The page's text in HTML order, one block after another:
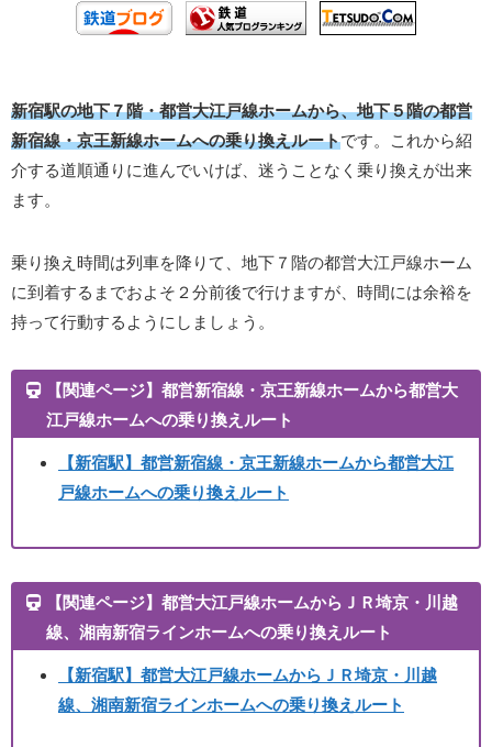
新宿駅の地下７階・都営大江戸線ホームから、地下５階の都営
新宿線・京王新線ホームへの乗り換えルートです。これから紹
介する道順通りに進んでいけば、迷うことなく乗り換えが出来
ます。
乗り換え時間は列車を降りて、地下７階の都営大江戸線ホーム
に到着するまでおよそ２分前後で行けますが、時間には余裕を
持って行動するようにしましょう。
【関連ページ】都営新宿線・京王新線ホームから都営大
江戸線ホームへの乗り換えルート
【新宿駅】 都営新宿線・京王新線ホームから都営大江
戸線ホームへの乗り換えルート
【関連ページ】都営大江戸線ホームからＪＲ埼京・川越
線、湘南新宿ラインホームへの乗り換えルート
【新宿駅】 都営大江戸線ホームからＪＲ埼京・川越
線、湘南新宿ラインホームへの乗り換えルート